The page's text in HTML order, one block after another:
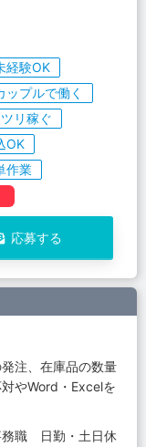
経験OK
ップルで働く
リ稼ぐ
OK
作業
応募する
注、在庫品の数量
やWord・Excelを
務職 日勤・土日休